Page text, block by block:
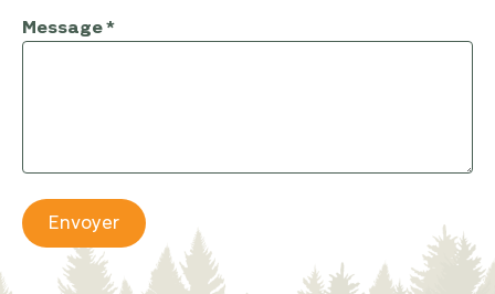
Message*